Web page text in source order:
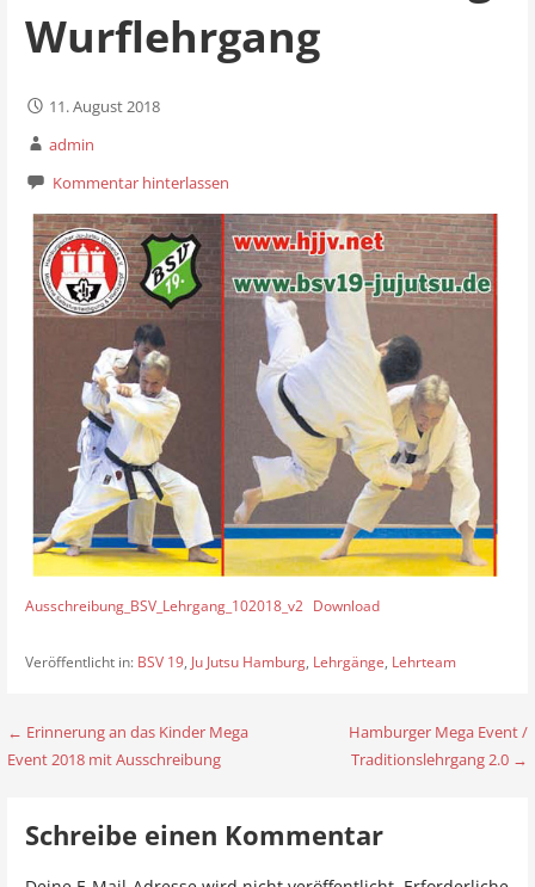
Wurflehrgang
11. August 2018
admin
Kommentar hinterlassen
Ausschreibung_BSV_Lehrgang_102018_v2 Download
Veröffentlicht in: BSV 19, Ju Jutsu Hamburg, Lehrgänge, Lehrteam
B
← Erinnerung an das Kinder Mega
Event 2018 mit Ausschreibung
Hamburger Mega Event /
Traditionslehrgang 2.0 →
Schreibe einen Kommentar